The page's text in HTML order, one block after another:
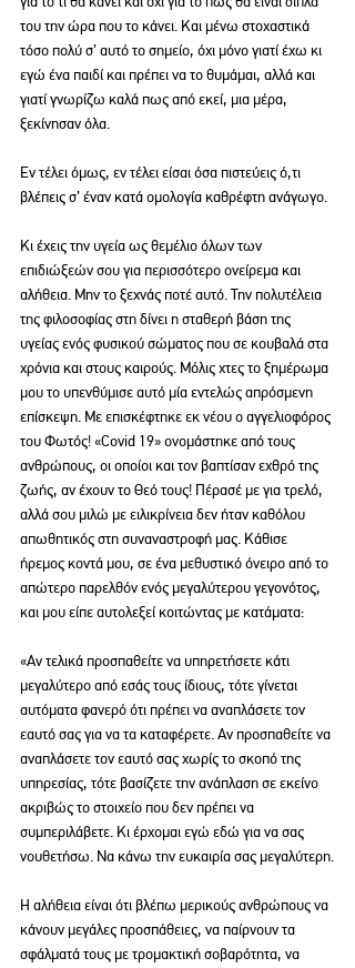
του την ώρα που το κάνει. Και μένω στοχαστικά
τόσο πολύ σ’ αυτό το σημείο, όχι μόνο γιατί έχω κι
εγώ ένα παιδί και πρέπει να το θυμάμαι, αλλά και
γιατί γνωρίζω καλά πως από εκεί, μια μέρα,
ξεκίνησαν όλα.
Εν τέλει όμως, εν τέλει είσαι όσα πιστεύεις ό,τι
βλέπεις σ’ έναν κατά ομολογία καθρέφτη ανάγωγο.
Κι έχεις την υγεία ως θεμέλιο όλων των
επιδιώξεών σου για περισσότερο ονείρεμα και
αλήθεια. Μην το ξεχνάς ποτέ αυτό. Την πολυτέλεια
της φιλοσοφίας στη δίνει η σταθερή βάση της
υγείας ενός φυσικού σώματος που σε κουβαλά στα
χρόνια και στους καιρούς. Μόλις χτες το ξημέρωμα
μου το υπενθύμισε αυτό μία εντελώς απρόσμενη
επίσκεψη. Με επισκέφτηκε εκ νέου ο αγγελιοφόρος
του Φωτός! «Covid 19» ονομάστηκε από τους
ανθρώπους, οι οποίοι και τον βαπτίσαν εχθρό της
ζωής, αν έχουν το Θεό τους! Πέρασέ με για τρελό,
αλλά σου μιλώ με ειλικρίνεια δεν ήταν καθόλου
απωθητικός στη συναναστροφή μας. Κάθισε
ήρεμος κοντά μου, σε ένα μεθυστικό όνειρο από το
απώτερο παρελθόν ενός μεγαλύτερου γεγονότος,
και μου είπε αυτολεξεί κοιτώντας με κατάματα:
«Αν τελικά προσπαθείτε να υπηρετήσετε κάτι
μεγαλύτερο από εσάς τους ίδιους, τότε γίνεται
αυτόματα φανερό ότι πρέπει να αναπλάσετε τον
εαυτό σας για να τα καταφέρετε. Αν προσπαθείτε να
αναπλάσετε τον εαυτό σας χωρίς το σκοπό της
υπηρεσίας, τότε βασίζετε την ανάπλαση σε εκείνο
ακριβώς το στοιχείο που δεν πρέπει να
συμπεριλάβετε. Κι έρχομαι εγώ εδώ για να σας
νουθετήσω. Να κάνω την ευκαιρία σας μεγαλύτερη.
Η αλήθεια είναι ότι βλέπω μερικούς ανθρώπους να
κάνουν μεγάλες προσπάθειες, να παίρνουν τα
σφάλματά τους με τρομακτική σοβαρότητα, να